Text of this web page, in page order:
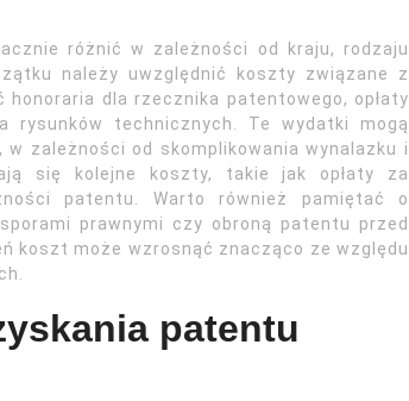
różnić w zależności od kraju, rodzaju
należy uwzględnić koszty związane z
dla rzecznika patentowego, opłaty
technicznych. Te wydatki mogą
zależności od skomplikowania wynalazku i
się kolejne koszty, takie jak opłaty za
patentu. Warto również pamiętać o
prawnymi czy obroną patentu przed
koszt może wzrosnąć znacząco ze względu
patentu